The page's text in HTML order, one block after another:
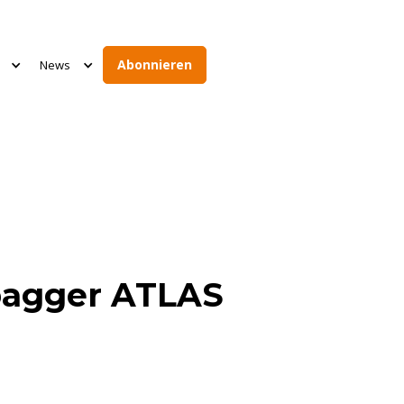
News Abonnieren
ATLAS